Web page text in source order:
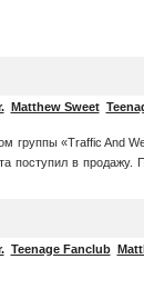
Matthew Sweet
группы «Traffic And
поступил в продажу.
Teenage Fanclub